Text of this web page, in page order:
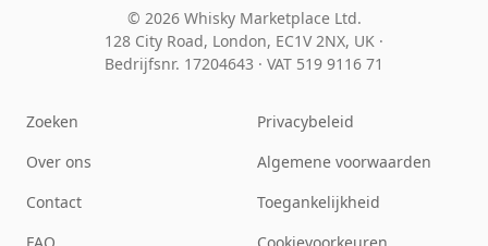
© 2026 Whisky Marketplace Ltd.
128 City Road, London, EC1V 2NX, UK ·
Bedrijfsnr. 17204643 · VAT 519 9116 71
Zoeken
Over ons
Contact
Privacybeleid
Algemene voorwaarden
Toegankelijkheid